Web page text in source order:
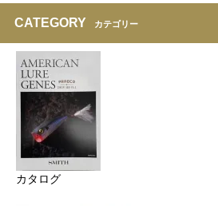
CATEGORY カテゴリー
カタログ